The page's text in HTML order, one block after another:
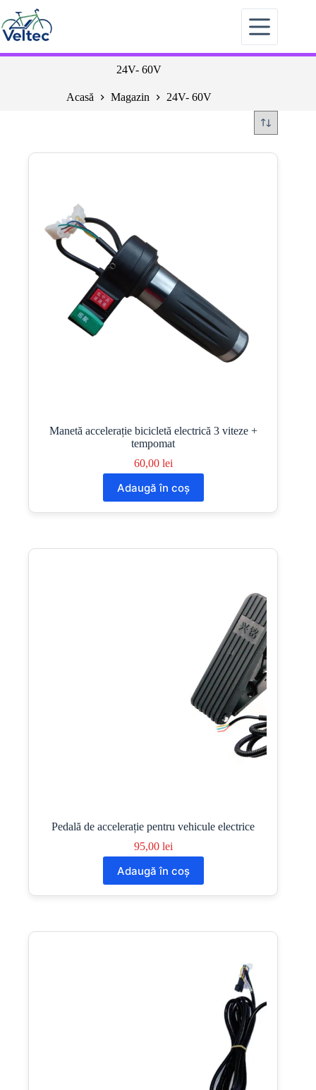
la
conținut
24V- 60V
Acasă Magazin 24V- 60V
Manetă accelerație bicicletă electrică 3 viteze +
tempomat
60,00 lei
Adaugă în coș
Pedală de accelerație pentru vehicule electrice
95,00 lei
Adaugă în coș